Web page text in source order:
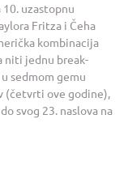
10. uzastopnu
Fritza i Čeha
kombinacija
niti jednu break-
sedmom gemu
(četvrti ove godine),
svog 23. naslova na